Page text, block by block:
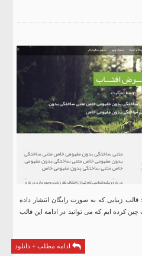
قالب فارسی solarize به صورت Html : قالب زیبایی که به صورت رایگان انتشار داده
کرده ایم که می توانید در ادامه این قالب
ادامه مطلب + دانلود